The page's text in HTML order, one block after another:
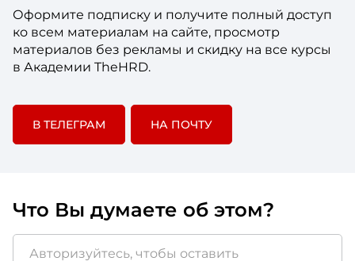
Оформите подписку и получите полный доступ
ко всем материалам на сайте, просмотр
материалов без рекламы и скидку на все курсы
в Академии TheHRD.
В ТЕЛЕГРАМ НА ПОЧТУ
Что Вы думаете об этом?